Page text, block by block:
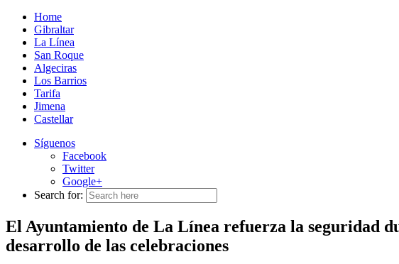
Home
Gibraltar
La Línea
San Roque
Algeciras
Los Barrios
Tarifa
Jimena
Castellar
Síguenos
Facebook
Twitter
Google+
Search for:
El Ayuntamiento de La Línea refuerza la seguridad
desarrollo de las celebraciones